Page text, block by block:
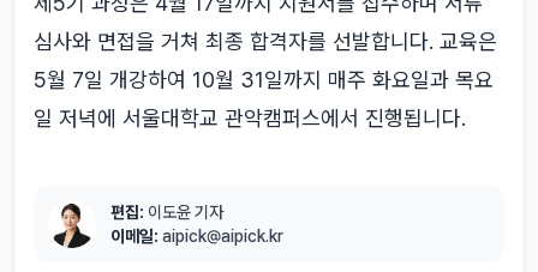
심사와 면접을 거쳐 최종 합격자를 선발합니다. 교육은
5월 7일 개강하여 10월 31일까지 매주 화요일과 목요
일 저녁에 서울대학교 관악캠퍼스에서 진행됩니다.
편집: 이도윤 기자
이메일: aipick@aipick.kr